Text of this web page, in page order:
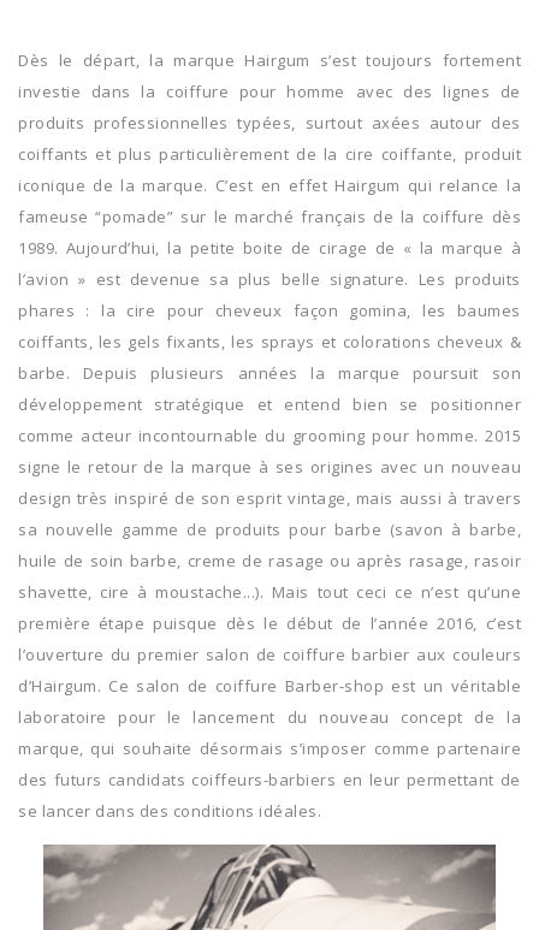
Dès le départ, la marque Hairgum s’est toujours fortement
investie dans la coiffure pour homme avec des lignes de
produits professionnelles typées, surtout axées autour des
coiffants et plus particulièrement de la cire coiffante, produit
iconique de la marque. C’est en effet Hairgum qui relance la
fameuse “pomade” sur le marché français de la coiffure dès
1989. Aujourd’hui, la petite boite de cirage de « la marque à
l’avion » est devenue sa plus belle signature. Les produits
phares : la cire pour cheveux façon gomina, les baumes
coiffants, les gels fixants, les sprays et colorations cheveux &
barbe. Depuis plusieurs années la marque poursuit son
développement stratégique et entend bien se positionner
comme acteur incontournable du grooming pour homme. 2015
signe le retour de la marque à ses origines avec un nouveau
design très inspiré de son esprit vintage, mais aussi à travers
sa nouvelle gamme de produits pour barbe (savon à barbe,
huile de soin barbe, creme de rasage ou après rasage, rasoir
shavette, cire à moustache...). Mais tout ceci ce n’est qu’une
première étape puisque dès le début de l’année 2016, c’est
l’ouverture du premier salon de coiffure barbier aux couleurs
d’Hairgum. Ce salon de coiffure Barber-shop est un véritable
laboratoire pour le lancement du nouveau concept de la
marque, qui souhaite désormais s’imposer comme partenaire
des futurs candidats coiffeurs-barbiers en leur permettant de
se lancer dans des conditions idéales.